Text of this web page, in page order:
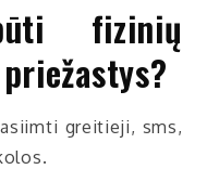
fizinių
greitieji, sms,